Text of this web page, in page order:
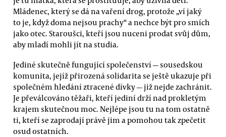
Mládenec, který se dá na vaření drog, protože „ví jaký
to je, když doma nejsou prachy“ a nechce být pro smích
jako otec. Staroušci, kteří jsou nuceni prodat svůj dům,
aby mladí mohli jít na studia.
Jediné skutečně fungující společenství — sousedskou
komunita, jejíž přirozená solidarita se ještě ukazuje při
společném hledání ztracené dívky — již nejde zachránit.
Je převálcováno těžaři, kteří jediní drží nad prokletým
krajem skutečnou moc. Nejlépe jsou tu na tom ostatně
ti, kteří se zaprodají právě jim a pomohou tak zpečetit
osud ostatních.